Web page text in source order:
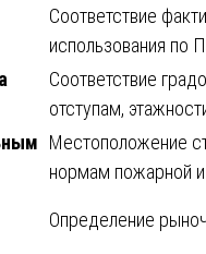
Соответствие
использования по
Соответствие
отступам,
Местоположение
нормам пожарной
Определение